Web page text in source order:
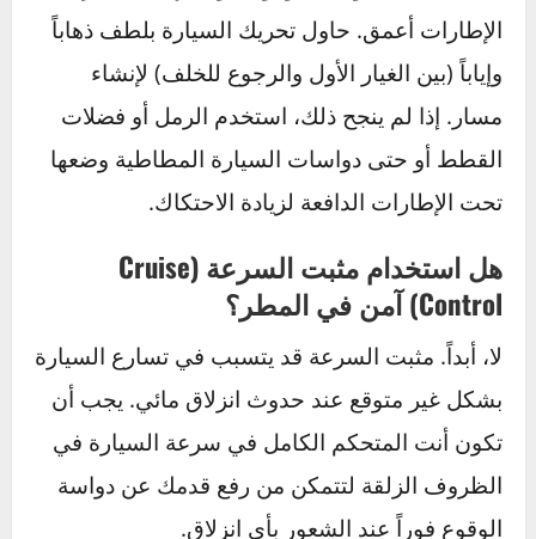
إذا كانت درجات الحرارة في منطقتك تنخفض
بانتظام إلى ما دون 7 درجات مئوية، أو إذا كنت
تشهد تساقطاً للثلوج أو تكوناً للجليد ولو لأيام قليلة
في السنة، فإن إطارات الشتاء ستوفر لك مستوى
أمان وتماسك أعلى بكثير وتعتبر استثماراً حكيماً في
سلامتك.
ما هي أفضل طريقة لإزالة الجليد عن زجاج
السيارة بسرعة؟
أفضل طريقة هي تشغيل السيارة، وتوجيه الهواء
الساخن إلى الزجاج، ثم استخدام مكشطة جليد
بلاستيكية لإزالة الجليد بعد أن يبدأ بالذوبان قليلاً. لا